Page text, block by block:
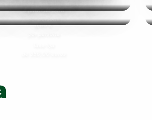
A partir de 6,00
por persona
6,00 €